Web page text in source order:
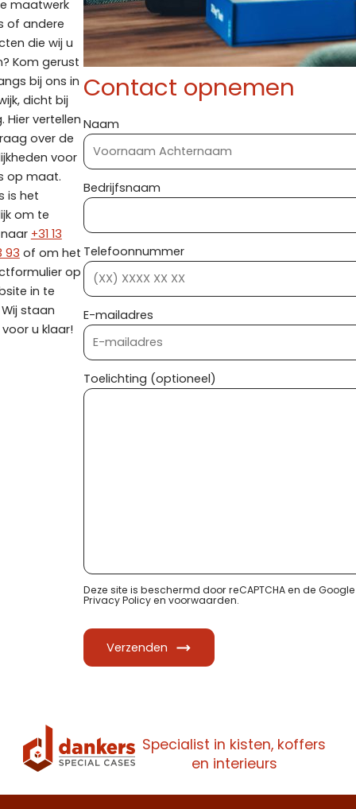
maatwerk
of andere
die wij u
Kom gerust
bij ons in
dicht bij
Hier vertellen
over de
voor
op maat.
is het
om te
+31 13
93 of om het
op
in te
staan
u klaar!
Contact opnemen
Naam
Bedrijfsnaam
Telefoonnummer
E-mailadres
Toelichting (optioneel)
Deze site is beschermd door reCAPTCHA en de Google
Privacy Policyen voorwaarden.
Verzenden
Specialist in kisten, koffers
en interieurs